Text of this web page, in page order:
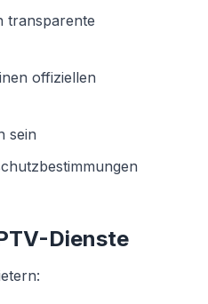
transparente
offiziellen
sein
Dienste